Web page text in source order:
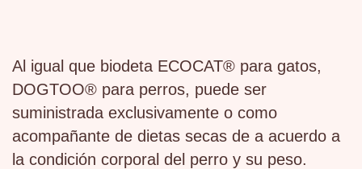
Al igual que biodeta ECOCAT® para gatos,
DOGTOO® para perros, puede ser
suministrada exclusivamente o como
acompañante de dietas secas de a acuerdo a
la condición corporal del perro y su peso.